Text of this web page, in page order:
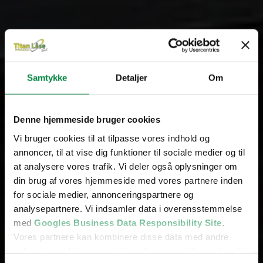
Samtykke Detaljer Om
Denne hjemmeside bruger cookies
Vi bruger cookies til at tilpasse vores indhold og
annoncer, til at vise dig funktioner til sociale medier og til
at analysere vores trafik. Vi deler også oplysninger om
din brug af vores hjemmeside med vores partnere inden
for sociale medier, annonceringspartnere og
analysepartnere. Vi indsamler data i overensstemmelse
med Googles Business Data Responsibility Site
Vores partnere kan kombinere disse data med andre
Din låse- og
sikringsekspert
Allerød